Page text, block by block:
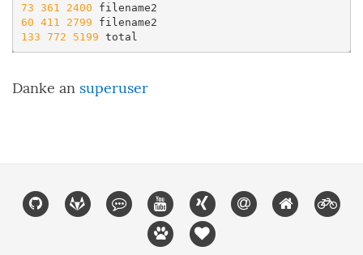
73 361 2400
60 411 2799
133 772 5199
Danke an superuser
Link
zum
Link
zum
Link
zum
Mastodon-
Account
Link
zum
Youtube-
Account
Link
zum
Link
zur
Link
zur
Link